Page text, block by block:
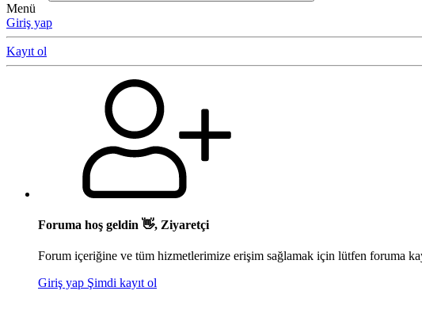
Menü
Giriş yap
Kayıt ol
Foruma hoş geldin 👋, Ziyaretçi
Forum içeriğine ve tüm hizmetlerimize erişim sağlamak için lütfen foruma
Giriş yap Şimdi kayıt ol